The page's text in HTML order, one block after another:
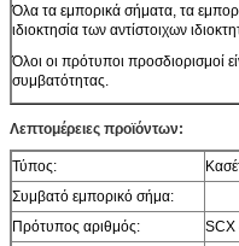
Όλα τα εμπορικά σήματα, τα
ιδιοκτησία των αντίστοιχων
Όλοι οι πρότυποι προσδιορισμοί
συμβατότητας.
Λεπτομέρειες προϊόντων:
Τύπος:
Συμβατό εμπορικό σήμα:
Πρότυπος αριθμός:
SCX